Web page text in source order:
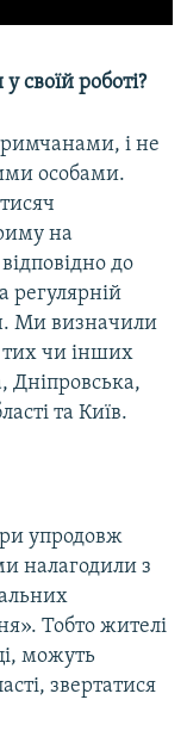
своїй роботі?
і не
особами.
на
до
регулярній
Ми визначили
чи інших
Дніпровська,
та Київ.
упродовж
налагодили з
Тобто жителі
можуть
звертатися